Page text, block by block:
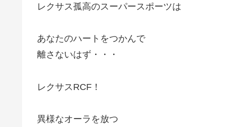
レクサス孤高のスーパースポーツは
あなたのハートをつかんで
離さないはず・・・
レクサスRCF！
異様なオーラを放つ